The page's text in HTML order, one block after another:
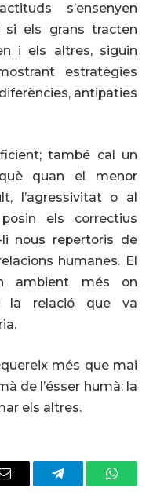
s’ensenyen
si els grans tracten
i els altres, siguin
estratègies
antipaties
també cal un
quan el menor
l’agressivitat o al
els correctius
nous repertoris de
humanes. El
ambient més on
la relació que va
més que mai
de l’ésser humà: la
els altres.
Email Telegram